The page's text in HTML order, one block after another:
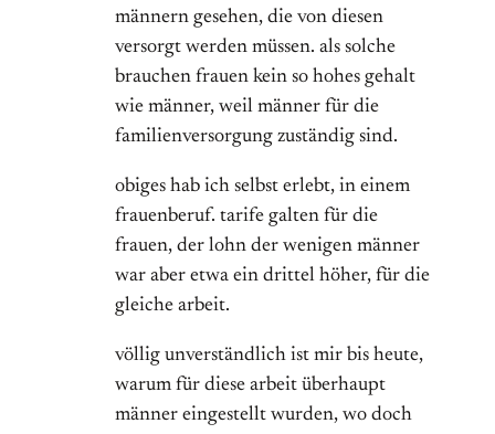
männern gesehen, die von diesen
versorgt werden müssen. als solche
brauchen frauen kein so hohes gehalt
wie männer, weil männer für die
familienversorgung zuständig sind.
obiges hab ich selbst erlebt, in einem
frauenberuf. tarife galten für die
frauen, der lohn der wenigen männer
war aber etwa ein drittel höher, für die
gleiche arbeit.
völlig unverständlich ist mir bis heute,
warum für diese arbeit überhaupt
männer eingestellt wurden, wo doch